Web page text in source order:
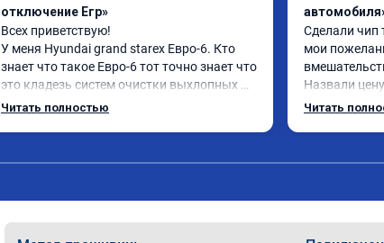
отключение Егр»
Всех приветствую!
У меня Hyundai grand starex Евро-6. Кто
знает что такое Евро-6 тот точно знает что
это кладезь систем очистки выхлопных
газов, там и ЕГР и мочевина, сажевый
Главное!!!! Машина стала ракетой 🚀!!! Все
Читать полностью
Сделали чип
мои
Назвали
окончании
Читать